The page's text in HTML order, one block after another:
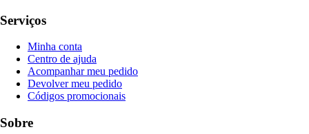
Serviços
Minha conta
Centro de ajuda
Acompanhar meu pedido
Devolver meu pedido
Códigos promocionais
Sobre